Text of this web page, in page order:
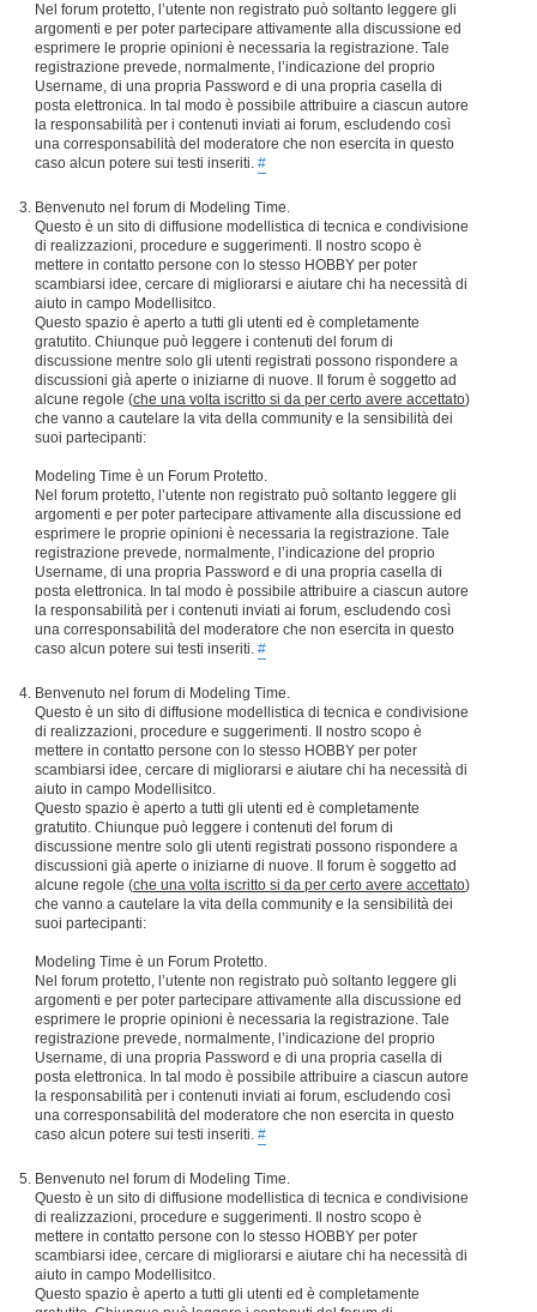
Nel forum protetto, l’utente non registrato può soltanto leggere gli
argomenti e per poter partecipare attivamente alla discussione ed
esprimere le proprie opinioni è necessaria la registrazione. Tale
registrazione prevede, normalmente, l’indicazione del proprio
Username, di una propria Password e di una propria casella di
posta elettronica. In tal modo è possibile attribuire a ciascun autore
la responsabilità per i contenuti inviati ai forum, escludendo così
una corresponsabilità del moderatore che non esercita in questo
caso alcun potere sui testi inseriti. #
Benvenuto nel forum di Modeling Time.
Questo è un sito di diffusione modellistica di tecnica e condivisione
di realizzazioni, procedure e suggerimenti. Il nostro scopo è
mettere in contatto persone con lo stesso HOBBY per poter
scambiarsi idee, cercare di migliorarsi e aiutare chi ha necessità di
aiuto in campo Modellisitco.
Questo spazio è aperto a tutti gli utenti ed è completamente
gratutito. Chiunque può leggere i contenuti del forum di
discussione mentre solo gli utenti registrati possono rispondere a
discussioni già aperte o iniziarne di nuove. Il forum è soggetto ad
alcune regole (che una volta iscritto si da per certo avere accettato)
che vanno a cautelare la vita della community e la sensibilità dei
suoi partecipanti:
Modeling Time è un Forum Protetto.
Nel forum protetto, l’utente non registrato può soltanto leggere gli
argomenti e per poter partecipare attivamente alla discussione ed
esprimere le proprie opinioni è necessaria la registrazione. Tale
registrazione prevede, normalmente, l’indicazione del proprio
Username, di una propria Password e di una propria casella di
posta elettronica. In tal modo è possibile attribuire a ciascun autore
la responsabilità per i contenuti inviati ai forum, escludendo così
una corresponsabilità del moderatore che non esercita in questo
caso alcun potere sui testi inseriti. #
Benvenuto nel forum di Modeling Time.
Questo è un sito di diffusione modellistica di tecnica e condivisione
di realizzazioni, procedure e suggerimenti. Il nostro scopo è
mettere in contatto persone con lo stesso HOBBY per poter
scambiarsi idee, cercare di migliorarsi e aiutare chi ha necessità di
aiuto in campo Modellisitco.
Questo spazio è aperto a tutti gli utenti ed è completamente
gratutito. Chiunque può leggere i contenuti del forum di
discussione mentre solo gli utenti registrati possono rispondere a
discussioni già aperte o iniziarne di nuove. Il forum è soggetto ad
alcune regole (che una volta iscritto si da per certo avere accettato)
che vanno a cautelare la vita della community e la sensibilità dei
suoi partecipanti:
Modeling Time è un Forum Protetto.
Nel forum protetto, l’utente non registrato può soltanto leggere gli
argomenti e per poter partecipare attivamente alla discussione ed
esprimere le proprie opinioni è necessaria la registrazione. Tale
registrazione prevede, normalmente, l’indicazione del proprio
Username, di una propria Password e di una propria casella di
posta elettronica. In tal modo è possibile attribuire a ciascun autore
la responsabilità per i contenuti inviati ai forum, escludendo così
una corresponsabilità del moderatore che non esercita in questo
caso alcun potere sui testi inseriti. #
Benvenuto nel forum di Modeling Time.
Questo è un sito di diffusione modellistica di tecnica e condivisione
di realizzazioni, procedure e suggerimenti. Il nostro scopo è
mettere in contatto persone con lo stesso HOBBY per poter
scambiarsi idee, cercare di migliorarsi e aiutare chi ha necessità di
aiuto in campo Modellisitco.
Questo spazio è aperto a tutti gli utenti ed è completamente